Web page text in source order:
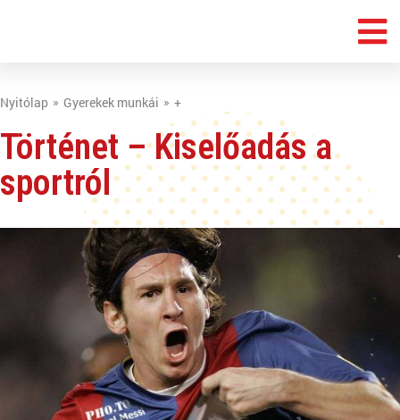
Nyitólap Gyerekek munkái +
Történet – Kiselőadás a
sportról